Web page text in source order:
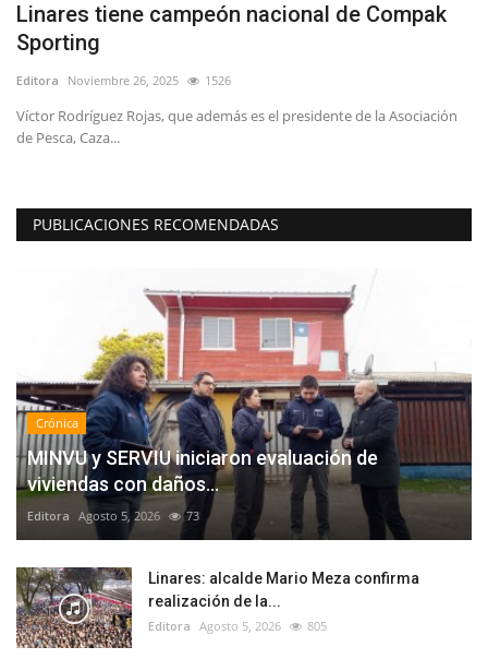
Linares tiene campeón nacional de Compak
Sporting
Editora Noviembre 26, 2025 1526
Víctor Rodríguez Rojas, que además es el presidente de la Asociación
de Pesca, Caza...
PUBLICACIONES RECOMENDADAS
Crónica
MINVU y SERVIU iniciaron evaluación de
viviendas con daños...
Editora Agosto 5, 2026 73
Linares: alcalde Mario Meza confirma
realización de la...
Editora Agosto 5, 2026 805